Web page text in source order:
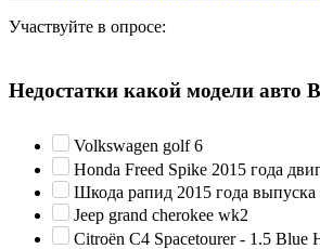
Участвуйте в опросе:
Недостатки какой модели авто
Volkswagen golf 6
Honda Freed Spike 2015 года
Шкода рапид 2015 года выпуска
Jeep grand cherokee wk2
Citroën C4 Spacetourer - 1.5 Blue